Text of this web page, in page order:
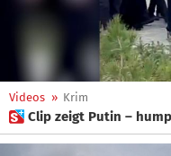
Videos » Krim
 Clip zeigt Putin –